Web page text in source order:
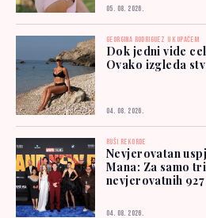
05. 08. 2026.
GEORGINA RODRIGUEZ U KUPAĆEM
Dok jedni vide
Ovako izgleda
04. 08. 2026.
RUŠI REKORDE
Nevjerovatan
Mana: Za samo
nevjerovatnih
04. 08. 2026.